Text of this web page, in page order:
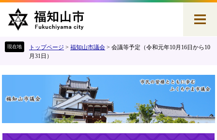
す
し
本
トップページ > 福知山市議会 > 会議等予定（令和元年10月16日から10
月31日）